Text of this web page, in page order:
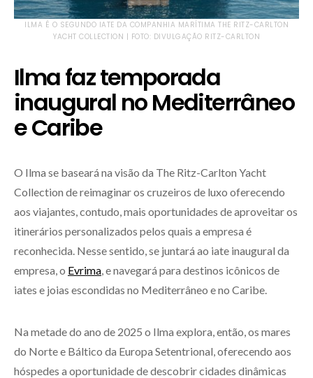
ILMA É O SEGUNDO IATE DA COMPANHIA MARÍTIMA THE RITZ-CARLTON
YACHT COLLECTION | FOTO: DIVULGAÇÃO RITZ-CARLTON
Ilma faz temporada
inaugural no Mediterrâneo
e Caribe
O Ilma se baseará na visão da The Ritz-Carlton Yacht
Collection de reimaginar os cruzeiros de luxo oferecendo
aos viajantes, contudo, mais oportunidades de aproveitar os
itinerários personalizados pelos quais a empresa é
reconhecida. Nesse sentido, se juntará ao iate inaugural da
empresa, o Evrima , e navegará para destinos icônicos de
iates e joias escondidas no Mediterrâneo e no Caribe.
Na metade do ano de 2025 o Ilma explora, então, os mares
do Norte e Báltico da Europa Setentrional, oferecendo aos
hóspedes a oportunidade de descobrir cidades dinâmicas